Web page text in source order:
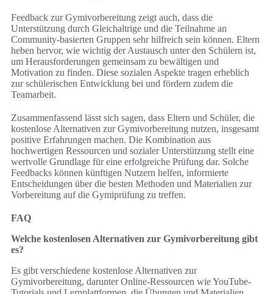
Feedback zur Gymivorbereitung zeigt auch, dass die
Unterstützung durch Gleichaltrige und die Teilnahme an
Community-basierten Gruppen sehr hilfreich sein können. Eltern
heben hervor, wie wichtig der Austausch unter den Schülern ist,
um Herausforderungen gemeinsam zu bewältigen und
Motivation zu finden. Diese sozialen Aspekte tragen erheblich
zur schülerischen Entwicklung bei und fördern zudem die
Teamarbeit.
Zusammenfassend lässt sich sagen, dass Eltern und Schüler, die
kostenlose Alternativen zur Gymivorbereitung nutzen, insgesamt
positive Erfahrungen machen. Die Kombination aus
hochwertigen Ressourcen und sozialer Unterstützung stellt eine
wertvolle Grundlage für eine erfolgreiche Prüfung dar. Solche
Feedbacks können künftigen Nutzern helfen, informierte
Entscheidungen über die besten Methoden und Materialien zur
Vorbereitung auf die Gymiprüfung zu treffen.
FAQ
Welche kostenlosen Alternativen zur Gymivorbereitung gibt
es?
Es gibt verschiedene kostenlose Alternativen zur
Gymivorbereitung, darunter Online-Ressourcen wie YouTube-